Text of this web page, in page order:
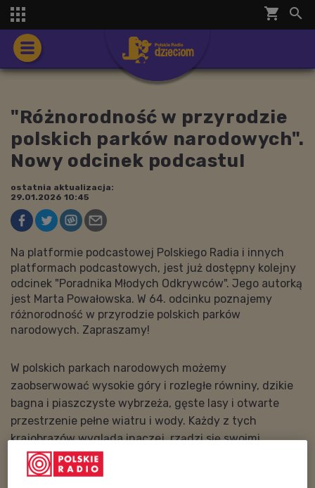
shopping_cart 

"Różnorodność w przyrodzie
polskich parków narodowych".
Nowy odcinek podcastu!
ostatnia aktualizacja:
29.01.2026 10:45
Na platformie podcastowej Polskiego Radia i innych
platformach podcastowych, jest już dostępny kolejny
odcinek "Poradnika Młodych Odkrywców". Jego autorką
jest Marta Powałowska. W 64. odcinku poznajemy
różnorodność w przyrodzie polskich parków
narodowych. Zapraszamy!
W polskich parkach narodowych możemy
zaobserwować wysokie góry i rozległe równiny, dzikie
bagna i piaszczyste wybrzeża, gęste lasy i otwarte
przestrzenie pełne wiatru i wody. Każdy z tych
krajobrazów wygląda inaczej, rządzi się swoimi
prawami i kryje zupełnie inne gatunki roślin i zwierząt.